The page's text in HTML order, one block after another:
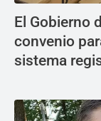
El Gobierno
convenio
sistema